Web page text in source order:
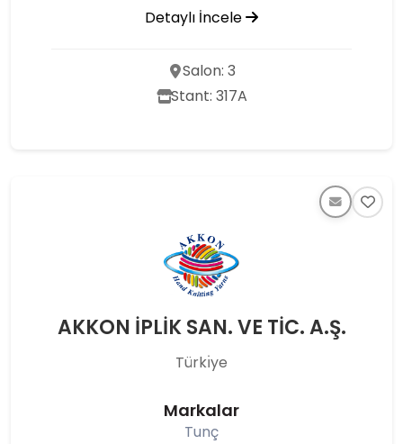
Detaylı İncele
Salon: 3
Stant: 317A
AKKON İPLİK SAN. VE TİC. A.Ş.
Türkı̇ye
Markalar
Tunç